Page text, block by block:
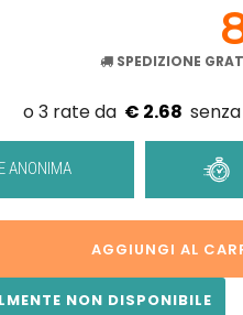
SPEDIZIONE
€ 2.68
ANONIMA
AGGIUNGI AL
NON DISPONIBILE